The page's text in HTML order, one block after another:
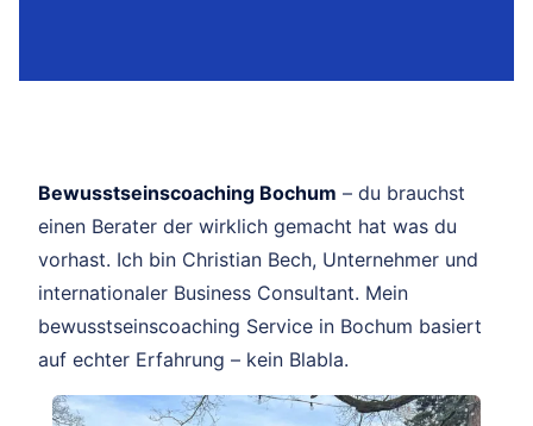
Bewusstseinscoaching Bochum – du brauchst
einen Berater der wirklich gemacht hat was du
vorhast. Ich bin Christian Bech, Unternehmer und
internationaler Business Consultant. Mein
bewusstseinscoaching Service in Bochum basiert
auf echter Erfahrung – kein Blabla.